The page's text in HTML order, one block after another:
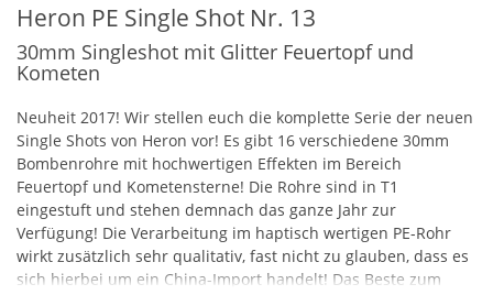
Heron PE Single Shot Nr. 13
30mm Singleshot mit Glitter Feuertopf und
Kometen
Neuheit 2017! Wir stellen euch die komplette Serie der neuen
Single Shots von Heron vor! Es gibt 16 verschiedene 30mm
Bombenrohre mit hochwertigen Effekten im Bereich
Feuertopf und Kometensterne! Die Rohre sind in T1
eingestuft und stehen demnach das ganze Jahr zur
Verfügung! Die Verarbeitung im haptisch wertigen PE-Rohr
wirkt zusätzlich sehr qualitativ, fast nicht zu glauben, dass es
sich hierbei um ein China-Import handelt! Das Beste zum